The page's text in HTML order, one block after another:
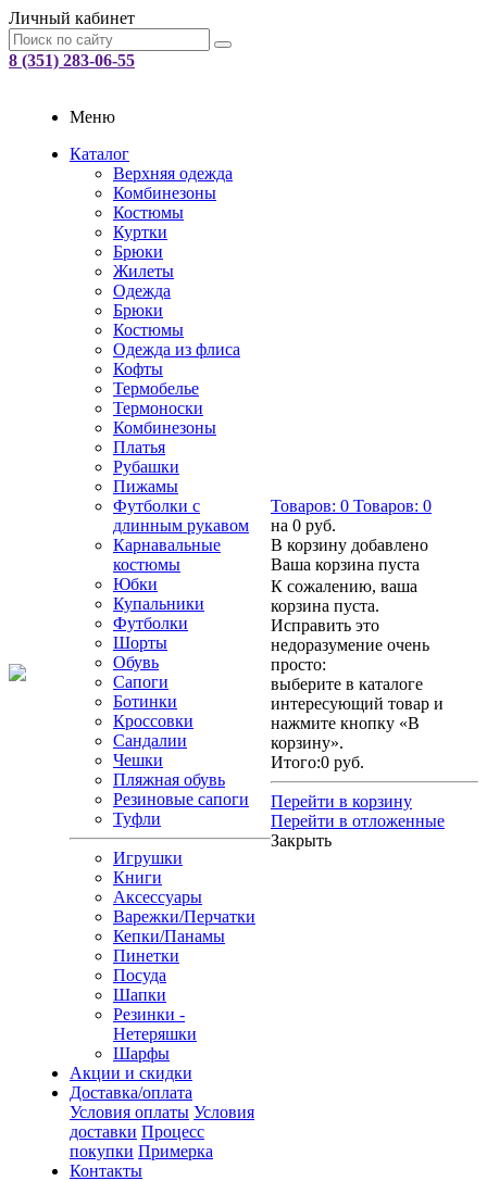
Личный кабинет
8 (351) 283-06-55
Меню
Каталог
Верхняя одежда
Комбинезоны
Костюмы
Куртки
Брюки
Жилеты
Одежда
Брюки
Костюмы
Одежда из флиса
Кофты
Термобелье
Термоноски
Комбинезоны
Платья
Рубашки
Пижамы
Футболки с
длинным рукавом
Карнавальные
костюмы
Юбки
Купальники
Футболки
Шорты
Обувь
Сапоги
Ботинки
Кроссовки
Сандалии
Чешки
Пляжная обувь
Резиновые сапоги
Туфли
Игрушки
Книги
Аксессуары
Варежки/Перчатки
Кепки/Панамы
Пинетки
Посуда
Шапки
Резинки -
Нетеряшки
Шарфы
Акции и скидки
Доставка/оплата
Условия оплаты Условия
доставки Процесс
покупки Примерка
Контакты
Товаров: 0 Товаров: 0
на 0 руб.
В корзину добавлено
Ваша корзина пуста
К сожалению, ваша
корзина пуста.
Исправить это
недоразумение очень
просто:
выберите в каталоге
интересующий товар и
нажмите кнопку «В
корзину».
Итого:0 руб.
Перейти в корзину
Перейти в отложенные
Закрыть